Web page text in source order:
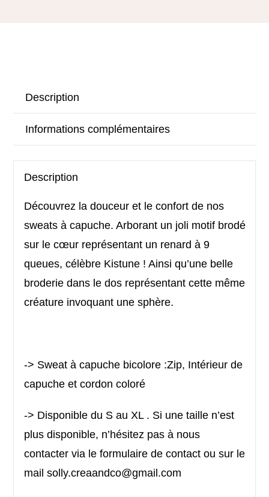
Description
Informations complémentaires
Description
Découvrez la douceur et le confort de nos
sweats à capuche. Arborant un joli motif brodé
sur le cœur représentant un renard à 9
queues, célèbre Kistune ! Ainsi qu’une belle
broderie dans le dos représentant cette même
créature invoquant une sphère.
-> Sweat à capuche bicolore :Zip, Intérieur de
capuche et cordon coloré
-> Disponible du S au XL . Si une taille n’est
plus disponible, n’hésitez pas à nous
contacter via le formulaire de contactou sur le
mail solly.creaandco@gmail.com